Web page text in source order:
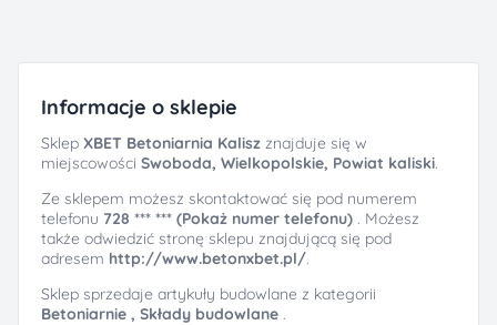
Informacje o sklepie
Sklep XBET Betoniarnia Kalisz znajduje się w
miejscowości Swoboda, Wielkopolskie, Powiat kaliski.
Ze sklepem możesz skontaktować się pod numerem
telefonu 728 *** *** (Pokaż numer telefonu) . Możesz
także odwiedzić stronę sklepu znajdującą się pod
adresem http://www.betonxbet.pl/.
Sklep sprzedaje artykuły budowlane z kategorii
Betoniarnie , Składy budowlane .